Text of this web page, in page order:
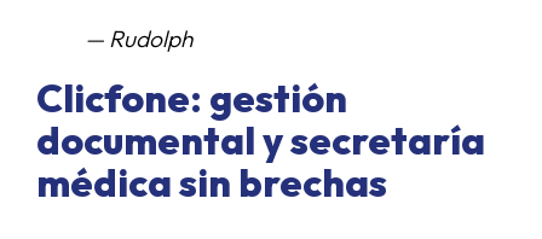
— Rudolph
Clicfone: gestión
documental y secretaría
médica sin brechas